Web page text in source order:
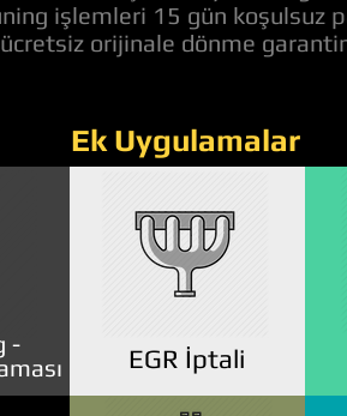
işlemleri 15 gün koşulsuz
orijinale dönme
Ek Uygulamalar
-
EGR İptali